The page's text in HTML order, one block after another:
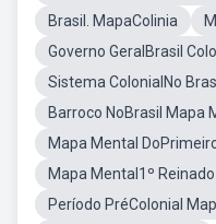
Brasil. MapaColinia
Governo GeralBrasil
Sistema ColonialNo
Barroco NoBrasil Mapa
Mapa Mental
Mapa Mental1º Reinado
Período PréColonial